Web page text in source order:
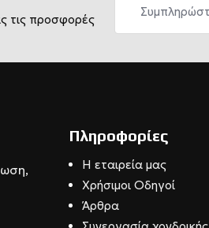
τις προσφορές
Πληροφορίες
Η εταιρεία μας
Χρήσιμοι Οδηγοί
Άρθρα